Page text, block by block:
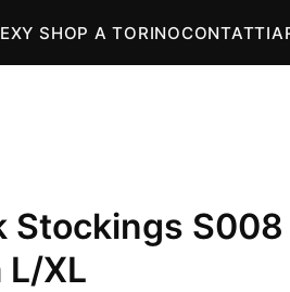
SHOP A TORINOCONTATTI
Stockings S008
L/XL